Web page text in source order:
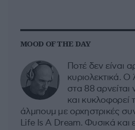
MOOD OF THE DAY
Ποτέ δεν είναι
κυριολεκτικά. Ο
στα 88 αρνείται
και κυκλοφορεί
άλμπουμ με ορχηστρικές
Life Is A Dream. Φυσικά και